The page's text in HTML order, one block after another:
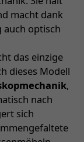
macht dank
optisch
das einzige
dieses Modell
,
nach
sich